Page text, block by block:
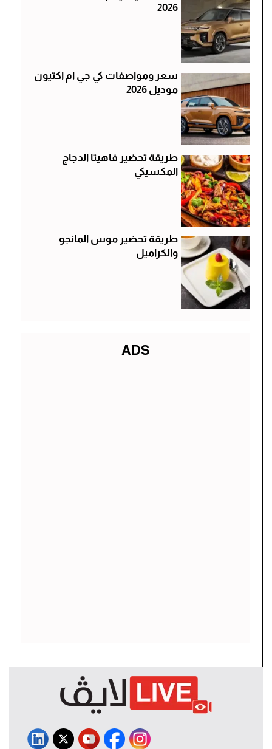
2026
سعر ومواصفات كي جي ام اكتيون
موديل 2026
طريقة تحضير فاهيتا الدجاج
المكسيكي
طريقة تحضير موس المانجو
والكراميل
ADS